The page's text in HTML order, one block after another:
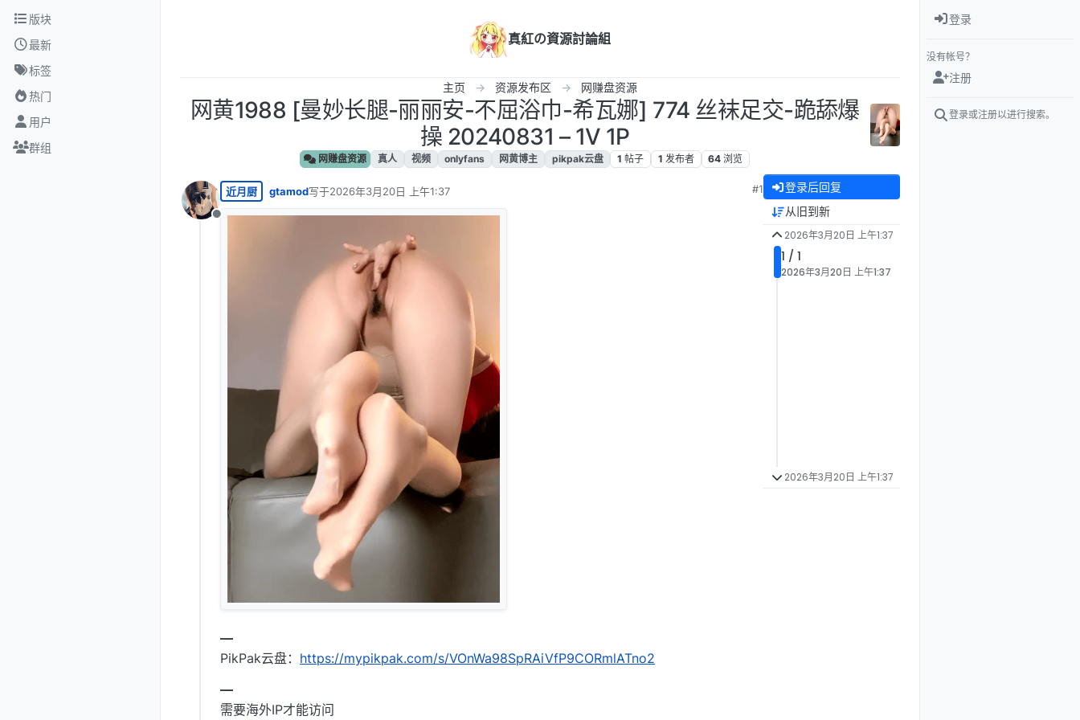
跳转至内容
版块
最新
标签
热门
用户
群组
真紅の資源討論組
主页 资源发布区 网赚盘资源
网黄1988 [曼妙长腿-丽丽安-不屈浴巾-希瓦娜] 774 丝袜足交-跪舔爆
操 20240831 – 1V 1P
网赚盘资源 真人 视频 onlyfans 网黄博主 pikpak云盘 1 帖子 1 发布者 64 浏览
离线
近月厨 gtamod写于2026年3月20日 上午1:37
最后由 编辑
#1
━
PikPak云盘： https://mypikpak.com/s/VOnWa98SpRAiVfP9CORmlATno2
━
需要海外IP才能访问
登录后回复
从旧到新
2026年3月20日 上午1:37
1 / 1
2026年3月20日 上午1:37
2026年3月20日 上午1:37
登录
没有帐号？
注册
登录或注册以进行搜索。